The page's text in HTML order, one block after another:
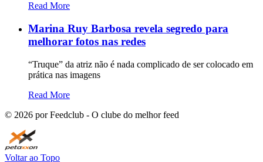
Read More
Marina Ruy Barbosa revela segredo para
melhorar fotos nas redes
“Truque” da atriz não é nada complicado de ser colocado em
prática nas imagens
Read More
© 2026 por Feedclub - O clube do melhor feed
Voltar ao Topo